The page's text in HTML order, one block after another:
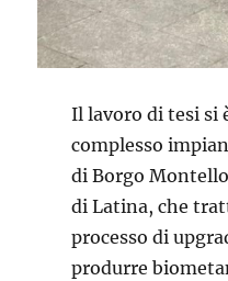
Il lavoro di tesi si
complesso
di Borgo
di Latina, che
processo di
produrre